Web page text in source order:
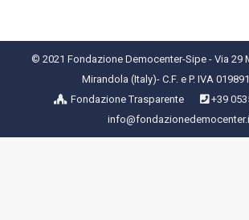
© 2021 Fondazione Democenter-Sipe - Via 29
Mirandola (Italy)- C.F. e P. IVA
Fondazione Trasparente
+39